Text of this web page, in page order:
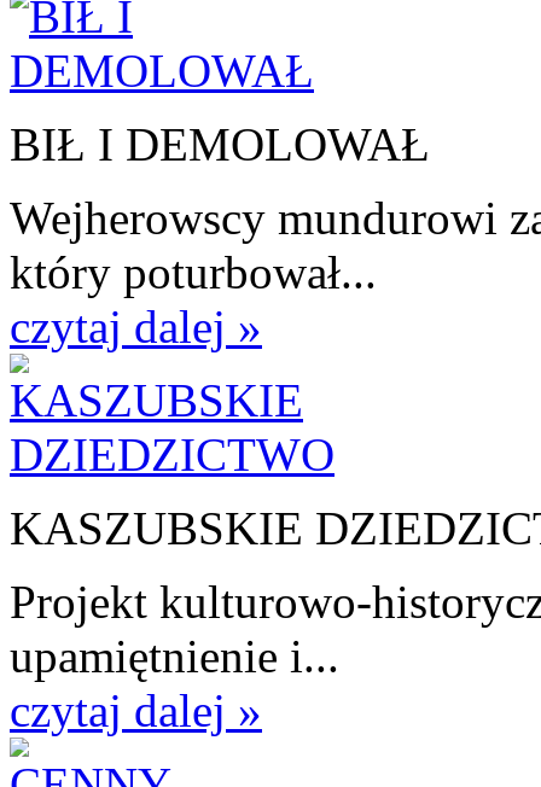
BIŁ I DEMOLOWAŁ
Wejherowscy mundurowi
który poturbował...
czytaj dalej »
KASZUBSKIE
Projekt kulturowo-
upamiętnienie i...
czytaj dalej »